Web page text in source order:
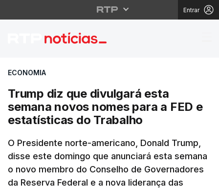
Entrar
Trump diz que
ECONOMIA
Trump diz que divulgará esta
semana novos nomes para a FED e
estatísticas do Trabalho
O Presidente norte-americano, Donald Trump,
disse este domingo que anunciará esta semana
o novo membro do Conselho de Governadores
da Reserva Federal e a nova liderança das